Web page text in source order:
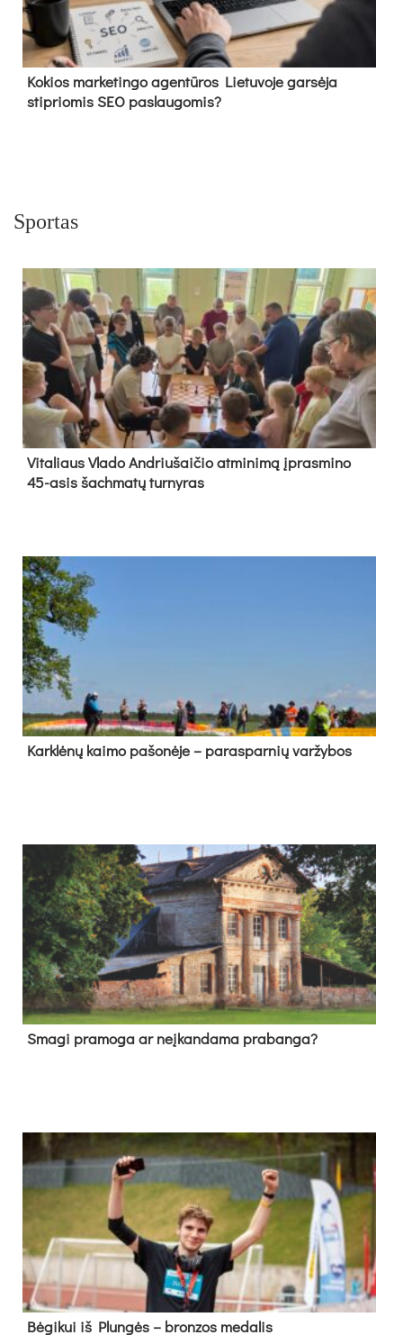
Kokios marketingo agentūros Lietuvoje garsėja
stipriomis SEO paslaugomis?
Sportas
Vi­ta­liaus Vla­do And­riu­šai­čio at­mi­ni­mą įpras­mi­no
45-asis šach­ma­tų tur­ny­ras
Kark­lė­nų kai­mo pa­šo­nė­je – pa­ras­par­nių var­žy­bos
Sma­gi pra­mo­ga ar neį­kan­da­ma pra­ban­ga?
Bė­gi­kui iš Plun­gės – bron­zos me­da­lis